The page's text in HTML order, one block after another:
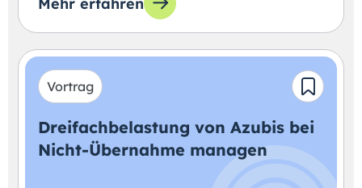
Vortrag
Dreifachbelastung von Azubis bei
Nicht-Übernahme managen